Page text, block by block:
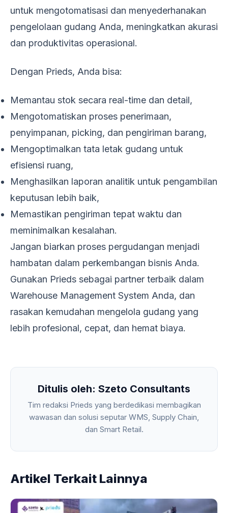
untuk mengotomatisasi dan menyederhanakan
pengelolaan gudang Anda, meningkatkan akurasi
dan produktivitas operasional.
Dengan Prieds, Anda bisa:
Memantau stok secara real-time dan detail,
Mengotomatiskan proses penerimaan,
penyimpanan, picking, dan pengiriman barang,
Mengoptimalkan tata letak gudang untuk
efisiensi ruang,
Menghasilkan laporan analitik untuk pengambilan
keputusan lebih baik,
Memastikan pengiriman tepat waktu dan
meminimalkan kesalahan.
Jangan biarkan proses pergudangan menjadi
hambatan dalam perkembangan bisnis Anda.
Gunakan Prieds sebagai partner terbaik dalam
Warehouse Management System Anda, dan
rasakan kemudahan mengelola gudang yang
lebih profesional, cepat, dan hemat biaya.
Ditulis oleh: Szeto Consultants
Tim redaksi Prieds yang berdedikasi membagikan
wawasan dan solusi seputar WMS, Supply Chain,
dan Smart Retail.
Artikel Terkait Lainnya